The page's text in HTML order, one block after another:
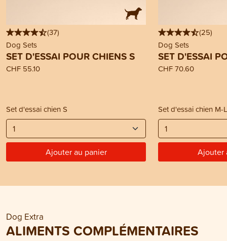
(37)
Dog Sets
SET D'ESSAI POUR CHIENS S
CHF 55.10
Set d'essai chien S
Ajouter au panier
(25)
Dog Sets
SET D'ESSAI
CHF 70.60
Set d'essai chien M-L
Ajouter
Dog Extra
ALIMENTS COMPLÉMENTAIRES